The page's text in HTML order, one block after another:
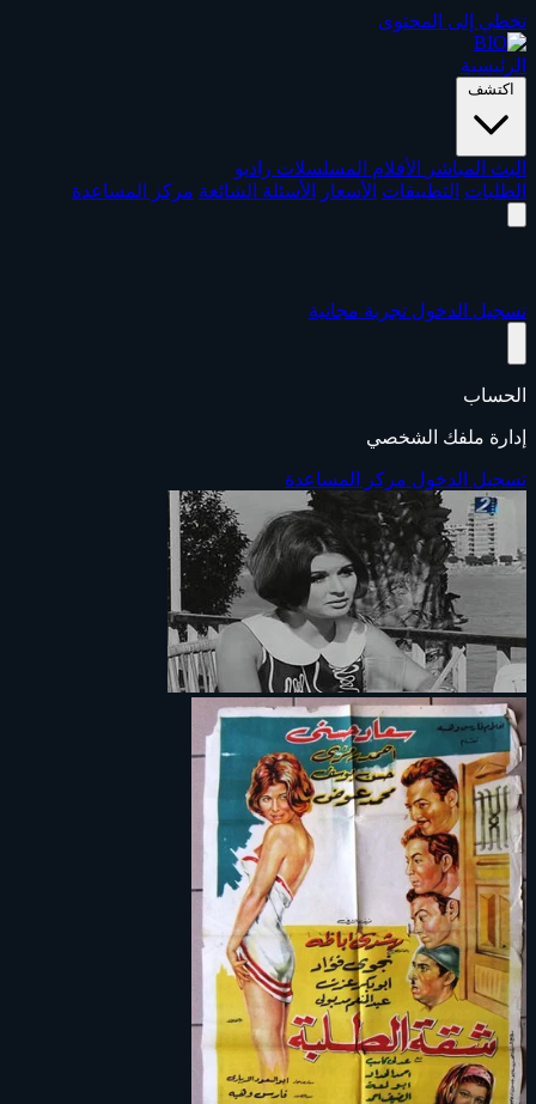
تخطي إلى المحتوى
الرئيسية
اكتشف
البث المباشر الأفلام المسلسلات راديو
الطلبات التطبيقات الأسعار الأسئلة الشائعة مركز المساعدة
تسجيل الدخول تجربة مجانية
الحساب
إدارة ملفك الشخصي
تسجيل الدخول مركز المساعدة